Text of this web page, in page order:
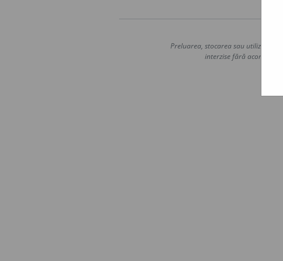
Preluarea, stocarea sau utilizarea
interzise fără acordul